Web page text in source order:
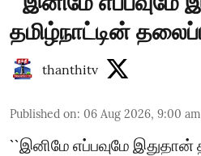
தமிழ்நாட்டின்
thanthitv
Published on: 06 Aug 2026, 9:00 am
``இனிமே எப்பவுமே இதுதான்